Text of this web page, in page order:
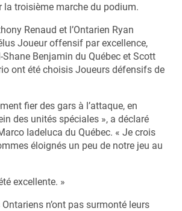
la troisième marche du podium.
Renaud et l’Ontarien Ryan
Joueur offensif par excellence,
Benjamin du Québec et Scott
ont été choisis Joueurs défensifs de
fier des gars à l’attaque, en
des unités spéciales », a déclaré
Iadeluca du Québec. « Je crois
éloignés un peu de notre jeu au
excellente. »
n’ont pas surmonté leurs